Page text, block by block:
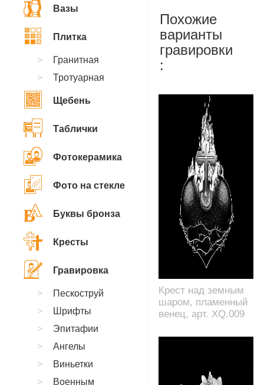
Похожие
варианты
гравировки
:
Крест над земным
шаром, пламенный
венец, арт. XQ.009
Вазы
Плитка
Гранитная
Тротуарная
Щебень
Таблички
Фотокерамика
Фото на стекле
Буквы бронза
Кресты
Гравировка
Пескоструй
Шрифты
Эпитафии
Ангелы
Виньетки
Военным